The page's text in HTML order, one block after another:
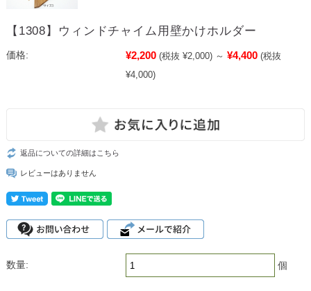
【1308】ウィンドチャイム用壁かけホルダー
価格: ¥2,200 (税抜 ¥2,000) ～ ¥4,400 (税抜
¥4,000)
返品についての詳細はこちら
レビューはありません
数量: 個